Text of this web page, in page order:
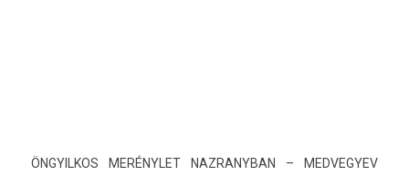
ÖNGYIL­KOS MERÉNYLET NAZ­RANYBAN – MED­VEGYEV